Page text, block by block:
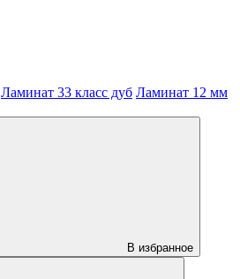
Ламинат 33 класс дуб Ламинат 12 мм
В избранное